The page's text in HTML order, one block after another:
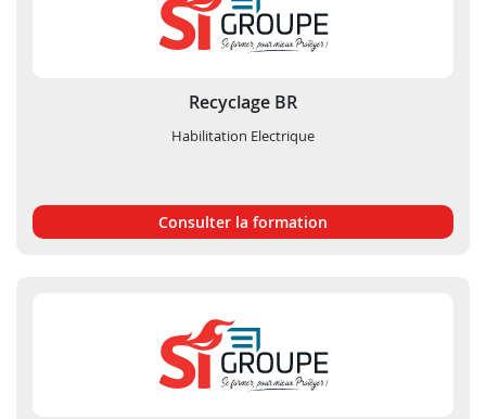
Recyclage BR
Habilitation Electrique
Consulter la formation